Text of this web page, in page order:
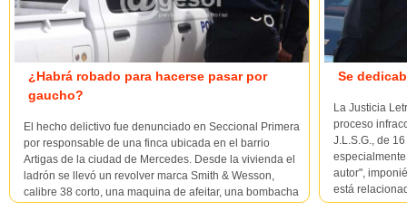
¿Habrá robado para hacerse pasar por
gaucho?
El hecho delictivo fue denunciado en Seccional Primera
por responsable de una finca ubicada en el barrio
Artigas de la ciudad de Mercedes. Desde la vivienda el
ladrón se llevó un revolver marca Smith & Wesson,
calibre 38 corto, una maquina de afeitar, una bombacha
Se
La Justicia
proceso
J.L.S.G., de
autor",
está